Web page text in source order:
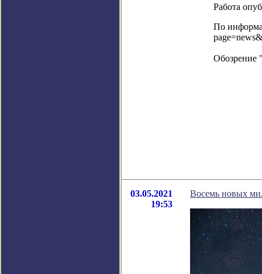
Работа
По
Обозрение
03.05.2021
19:53
Восемь новых